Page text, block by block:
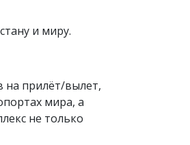
и миру.
на прилёт/вылет,
мира, а
не только